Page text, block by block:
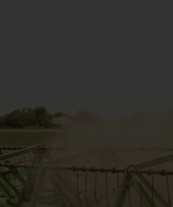
Praca
Ubezpieczenia